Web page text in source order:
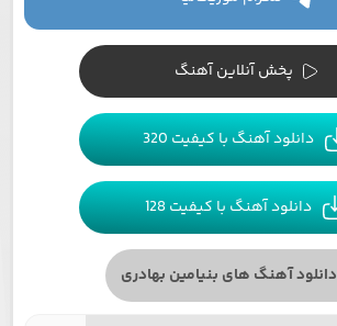
پخش آنلاین آهنگ
دانلود آهنگ با کیفیت 320
دانلود آهنگ با کیفیت 128
دانلود آهنگ های بنیامین بهادری